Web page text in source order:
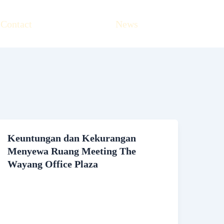
Contact News
Keuntungan dan Kekurangan
Menyewa Ruang Meeting The
Wayang Office Plaza